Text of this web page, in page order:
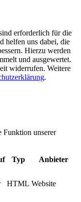
erforderlich für die
helfen uns dabei, die
Hierzu werden
und ausgewertet.
widerrufen. Weitere
.
Funktion unserer
Typ Anbieter
HTML Website